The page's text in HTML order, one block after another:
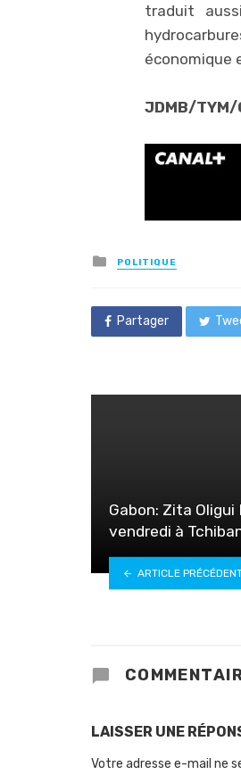
traduit
économique
JDMB/TYM/
Posted
in
POLITIQUE
Partager
Gabon: Zita
vendredi à
ARTICLE
LAISSER UNE
Votre adresse e-mail ne